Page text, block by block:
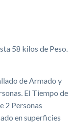
58 kilos de Peso.
de Armado y
El Tiempo de
2 Personas
en superficies